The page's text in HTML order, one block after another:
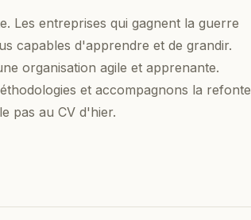
Les entreprises qui gagnent la guerre
capables d'apprendre et de grandir.
organisation agile et apprenante.
et accompagnons la refonte
pas au CV d'hier.